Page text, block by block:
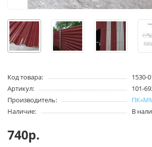
Код товара:
1530-
Артикул:
101-
Производитель:
Наличие:
В
740р.